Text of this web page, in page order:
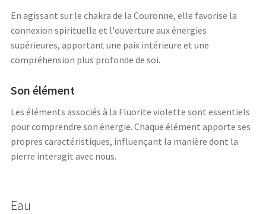
En agissant sur le chakra de la Couronne, elle favorise la
connexion spirituelle et l'ouverture aux énergies
supérieures, apportant une paix intérieure et une
compréhension plus profonde de soi.
Son élément
Les éléments associés à la Fluorite violette sont essentiels
pour comprendre son énergie. Chaque élément apporte ses
propres caractéristiques, influençant la manière dont la
pierre interagit avec nous.
Eau